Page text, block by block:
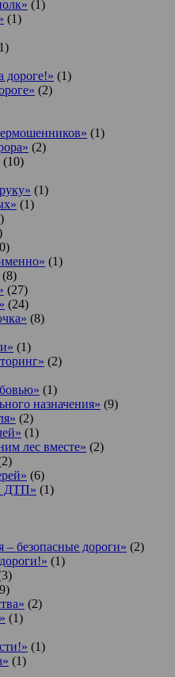
(1)
(1)
дороге!» (1)
(2)
(1)
(2)
(10)
(1)
(1)
(1)
(8)
(27)
(24)
(8)
(1)
(2)
(1)
назначения» (9)
(2)
(1)
лес вместе» (2)
(6)
ДТП» (1)
– безопасные дороги» (2)
(1)
(2)
(1)
(1)
(1)